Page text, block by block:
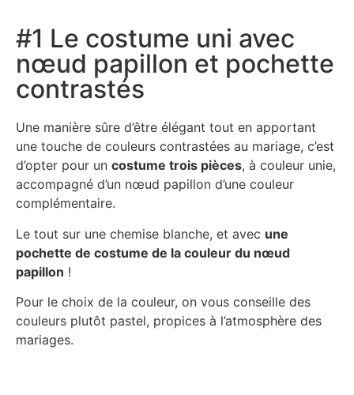
#1 Le costume uni avec
nœud papillon et pochette
contrastés
Une manière sûre d’être élégant tout en apportant
une touche de couleurs contrastées au mariage, c’est
d’opter pour un costume trois pièces, à couleur unie,
accompagné d’un nœud papillon d’une couleur
complémentaire.
Le tout sur une chemise blanche, et avec une
pochette de costume de la couleur du nœud
papillon !
Pour le choix de la couleur, on vous conseille des
couleurs plutôt pastel, propices à l’atmosphère des
mariages.